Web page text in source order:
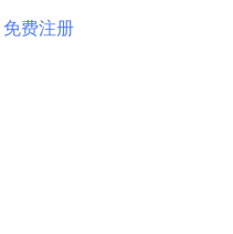
免费注册